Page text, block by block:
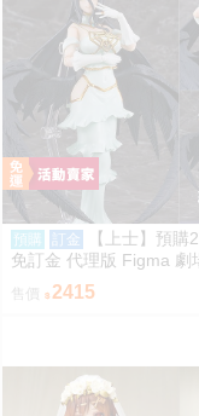
預購 訂金
【上士】預購
免訂金 代理版 Figma 劇
ERLORD 聖王國篇 雅兒
售價 2415